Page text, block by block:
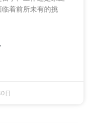
临着前所未有的挑
日